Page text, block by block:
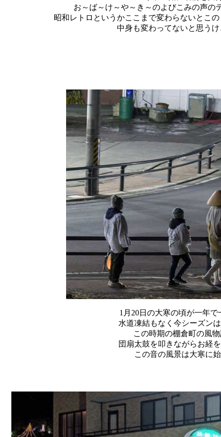
お～ば～け～や～き～のよびこみの声の
昭和レトロというかここまで変わらないとこ
中身も変わってないと思う
1月20日の大寒の頃が一年
水道凍結もなく今シーズン
この時期の棚倉町の風
団扇太鼓を叩きながらお経
この音の風景は大寒に